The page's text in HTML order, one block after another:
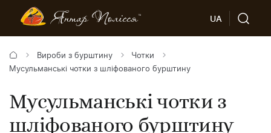
UA
Вироби з бурштину
Чотки
Мусульманські чотки з шліфованого бурштину
Мусульманські чотки з
шліфованого бурштину